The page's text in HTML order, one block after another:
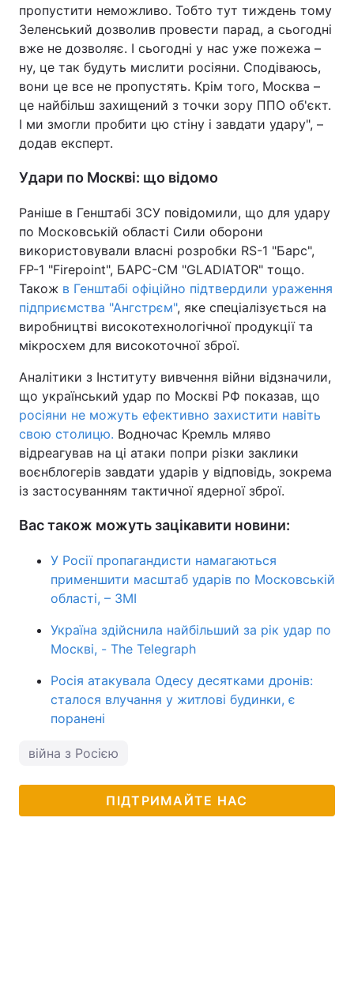
пропустити неможливо. Тобто тут тиждень тому
Зеленський дозволив провести парад, а сьогодні
вже не дозволяє. І сьогодні у нас уже пожежа –
ну, це так будуть мислити росіяни. Сподіваюсь,
вони це все не пропустять. Крім того, Москва –
це найбільш захищений з точки зору ППО об'єкт.
І ми змогли пробити цю стіну і завдати удару", –
додав експерт.
Удари по Москві: що відомо
Раніше в Генштабі ЗСУ повідомили, що для удару
по Московській області Сили оборони
використовували власні розробки RS-1 "Барс",
FP-1 "Firepoint", БАРС-СМ "GLADIATOR" тощо.
Також в Генштабі офіційно підтвердили ураження
підприємства "Ангстрєм", яке спеціалізується на
виробництві високотехнологічної продукції та
мікросхем для високоточної зброї.
Аналітики з Інституту вивчення війни відзначили,
що український удар по Москві РФ показав, що
росіяни не можуть ефективно захистити навіть
свою столицю. Водночас Кремль мляво
відреагував на ці атаки попри різки заклики
воєнблогерів завдати ударів у відповідь, зокрема
із застосуванням тактичної ядерної зброї.
Вас також можуть зацікавити новини:
У Росії пропагандисти намагаються
применшити масштаб ударів по Московській
області, – ЗМІ
Україна здійснила найбільший за рік удар по
Москві, - The Telegraph
Росія атакувала Одесу десятками дронів:
сталося влучання у житлові будинки, є
поранені
війна з Росією
ПІДТРИМАЙТЕ НАС